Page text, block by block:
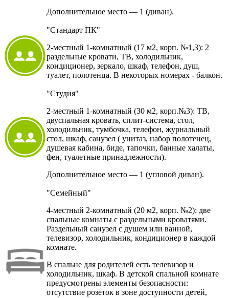
Дополнительное место — 1 (диван).
"Стандарт ПК"
2-местный 1-комнатный (17 м2, корп. №1,3): 2
раздельные кровати, ТВ, холодильник,
кондиционер, зеркало, шкаф, телефон, душ,
туалет, полотенца. В некоторых номерах - балкон.
"Студия"
2-местный 1-комнатный (30 м2, корп.№3): ТВ,
двуспальная кровать, сплит-система, стол,
холодильник, тумбочка, телефон, журнальный
стол, шкаф, санузел ( унитаз, набор полотенец,
душевая кабина, биде, тапочки, банные халаты,
фен, туалетные принадлежности).
Дополнительное место — 1 (угловой диван).
"Семейный"
4-местный 2-комнатный (20 м2, корп. №2): две
спальные комнаты с раздельными кроватями.
Раздельный санузел с душем или ванной,
телевизор, холодильник, кондиционер в каждой
комнате.
В спальне для родителей есть телевизор и
холодильник, шкаф. В детской спальной комнате
предусмотрены элементы безопасности:
отсутствие розеток в зоне доступности детей,